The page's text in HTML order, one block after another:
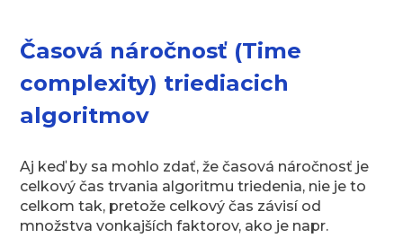
Časová náročnosť (Time
complexity) triediacich
algoritmov
Aj keď by sa mohlo zdať, že časová náročnosť je
celkový čas trvania algoritmu triedenia, nie je to
celkom tak, pretože celkový čas závisí od
množstva vonkajších faktorov, ako je napr.